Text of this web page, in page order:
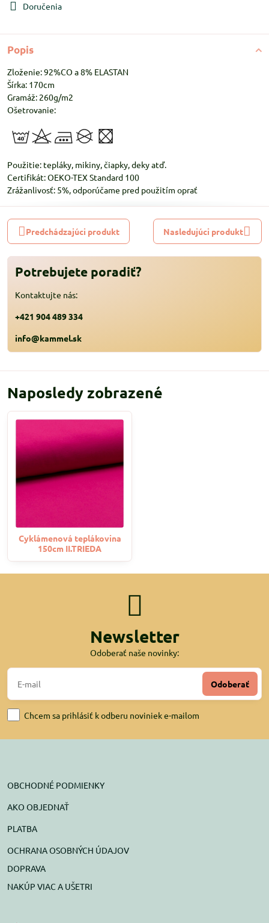
Doručenia
Popis
Zloženie: 92%CO a 8% ELASTAN
Šírka: 170cm
Gramáž: 260g/m2
Ošetrovanie:
Použitie: tepláky, mikiny, čiapky, deky atď.
Certifikát: OEKO-TEX Standard 100
Zrážanlivosť: 5%, odporúčame pred použitím oprať
Predchádzajúci produkt Nasledujúci produkt
Potrebujete poradiť?
Kontaktujte nás:
+421 904 489 334
info@kammel.sk
Naposledy zobrazené
Cyklámenová teplákovina
150cm II.TRIEDA
Newsletter
Odoberať naše novinky:
Odoberať
Chcem sa prihlásiť k odberu noviniek e-mailom
OBCHODNÉ PODMIENKY
AKO OBJEDNAŤ
PLATBA
OCHRANA OSOBNÝCH ÚDAJOV
DOPRAVA
NAKÚP VIAC A UŠETRI